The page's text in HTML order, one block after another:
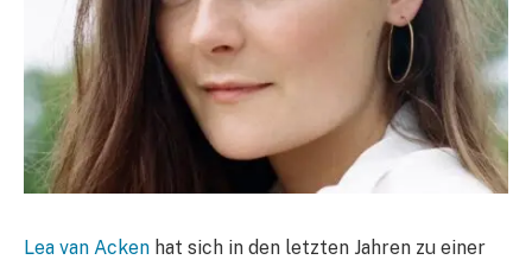
Lea van Acken hat sich in den letzten Jahren zu einer